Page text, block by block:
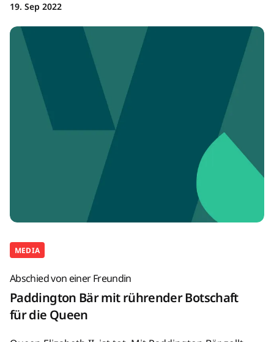
19. Sep 2022
MEDIA
Abschied von einer Freundin
Paddington Bär mit rührender Botschaft
für die Queen